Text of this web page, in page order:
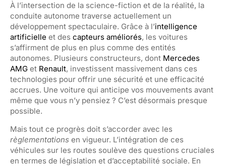
À l’intersection de la science-fiction et de la réalité, la
conduite autonome traverse actuellement un
développement spectaculaire. Grâce à l’intelligence
artificielle et des capteurs améliorés, les voitures
s’affirment de plus en plus comme des entités
autonomes. Plusieurs constructeurs, dont Mercedes
AMG et Renault, investissent massivement dans ces
technologies pour offrir une sécurité et une efficacité
accrues. Une voiture qui anticipe vos mouvements avant
même que vous n’y pensiez ? C’est désormais presque
possible.
Mais tout ce progrès doit s’accorder avec les
règlementations en vigueur. L’intégration de ces
véhicules sur les routes soulève des questions cruciales
en termes de législation et d’acceptabilité sociale. En